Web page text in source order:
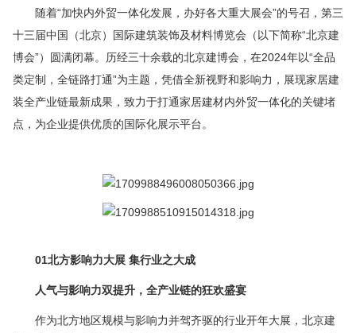
集团展会
参展联络
随着“加快内外贸一体化发展，办好各大重大展会”的号召，第三
十三届中国（北京）国际建筑装饰及材料博览会（以下简称“北京建
博会”）圆满闭幕。历经三十余载的北京建博会，在2024年以“全品
类定制，全链路打通”为主题，凭借全新视野和影响力，展现家居建
装全产业链最新成果，致力于打通家居建材内外贸一体化的关键堵
点，为企业提供优质的国际化展示平台。
01北方影响力大展 集行业之大成
人气与影响力双提升，全产业链的狂欢盛宴
作为北方地区规模与影响力并驾齐驱的行业开年大展，北京建